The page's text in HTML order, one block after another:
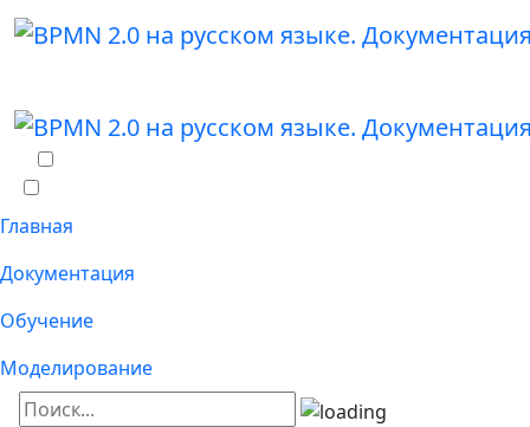
Главная
Документация
Обучение
Моделирование